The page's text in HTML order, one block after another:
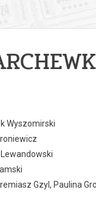
Wyszomirski
Gzyl, Paulina